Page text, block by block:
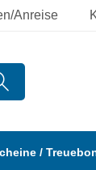
Anreise
/